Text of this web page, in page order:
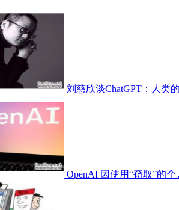
刘慈欣谈ChatGPT：人类
OpenAI 因使用“窃取”的个